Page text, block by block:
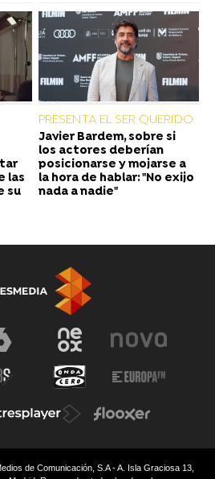
las
su
PRESENTA EL SER QUERIDO
Javier Bardem, sobre si
los actores deberían
posicionarse y mojarse a
la hora de hablar: "No exijo
nada a nadie"
de Comunicación, S.A - A. Isla Graciosa 13,